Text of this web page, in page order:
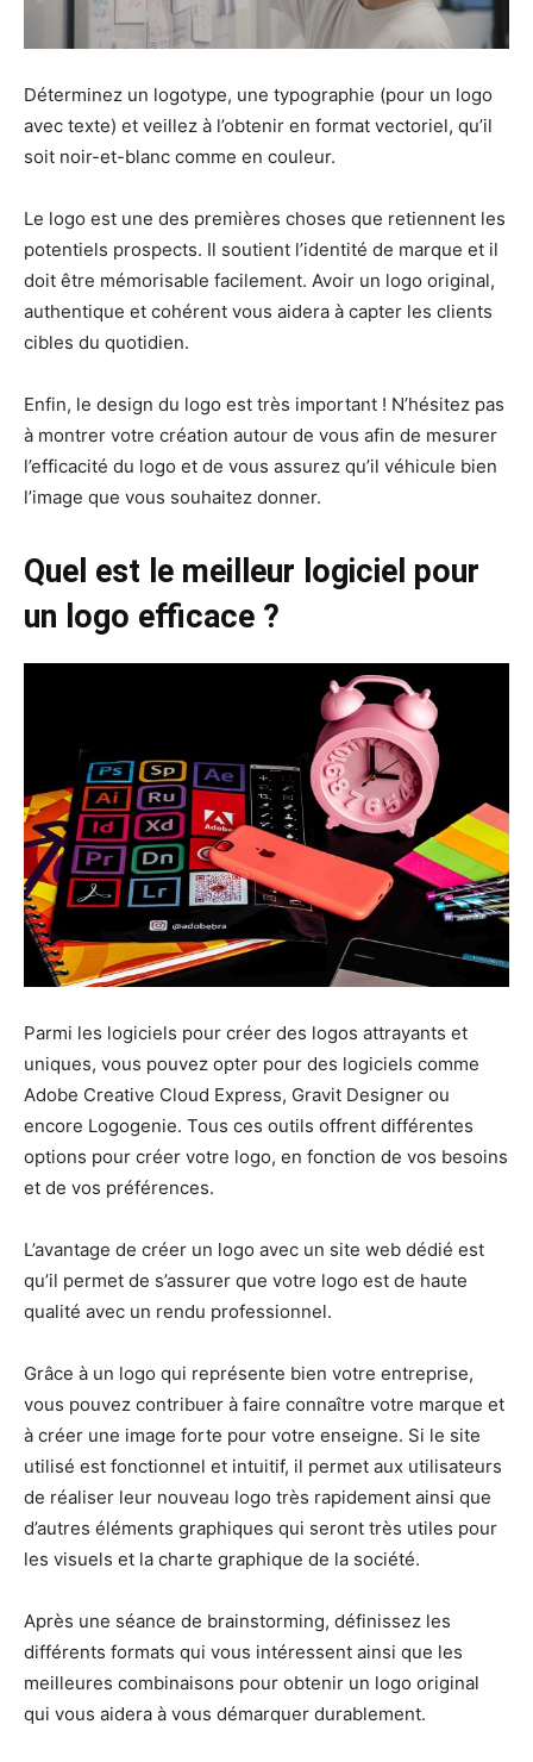
Déterminez un logotype, une typographie (pour un logo
avec texte) et veillez à l’obtenir en format vectoriel, qu’il
soit noir-et-blanc comme en couleur.
Le logo est une des premières choses que retiennent les
potentiels prospects. Il soutient l’identité de marque et il
doit être mémorisable facilement. Avoir un logo original,
authentique et cohérent vous aidera à capter les clients
cibles du quotidien.
Enfin, le design du logo est très important ! N’hésitez pas
à montrer votre création autour de vous afin de mesurer
l’efficacité du logo et de vous assurez qu’il véhicule bien
l’image que vous souhaitez donner.
Quel est le meilleur logiciel pour
un logo efficace ?
Parmi les logiciels pour créer des logos attrayants et
uniques, vous pouvez opter pour des logiciels comme
Adobe Creative Cloud Express, Gravit Designer ou
encore Logogenie. Tous ces outils offrent différentes
options pour créer votre logo, en fonction de vos besoins
et de vos préférences.
L’avantage de créer un logo avec un site web dédié est
qu’il permet de s’assurer que votre logo est de haute
qualité avec un rendu professionnel.
Grâce à un logo qui représente bien votre entreprise,
vous pouvez contribuer à faire connaître votre marque et
à créer une image forte pour votre enseigne. Si le site
utilisé est fonctionnel et intuitif, il permet aux utilisateurs
de réaliser leur nouveau logo très rapidement ainsi que
d’autres éléments graphiques qui seront très utiles pour
les visuels et la charte graphique de la société.
Après une séance de brainstorming, définissez les
différents formats qui vous intéressent ainsi que les
meilleures combinaisons pour obtenir un logo original
qui vous aidera à vous démarquer durablement.